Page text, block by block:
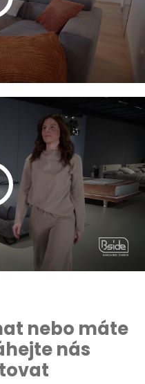
nebo máte
nás